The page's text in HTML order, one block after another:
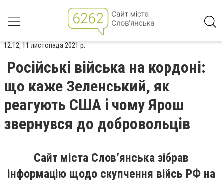
12:12, 11 листопада 2021 р.
Російські війська на кордоні:
що каже Зеленський, як
реагують США і чому Ярош
звернувся до добровольців
Сайт міста Слов’янська зібрав
інформацію щодо скупчення війсь РФ на